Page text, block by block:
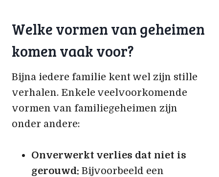
Welke vormen van geheimen
komen vaak voor?
Bijna iedere familie kent wel zijn stille
verhalen. Enkele veelvoorkomende
vormen van familiegeheimen zijn
onder andere:
Onverwerkt verlies dat niet is
gerouwd: Bijvoorbeeld een